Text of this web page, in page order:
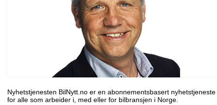
Nyhetstjenesten BilNytt.no er en abonnementsbasert nyhetstjeneste
for alle som arbeider i, med eller for bilbransjen i Norge.